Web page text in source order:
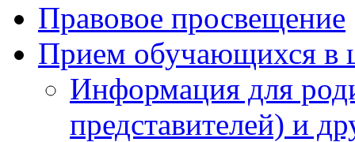
Правовое просвещение
Прием обучающихся в
Информация для
представителей) и